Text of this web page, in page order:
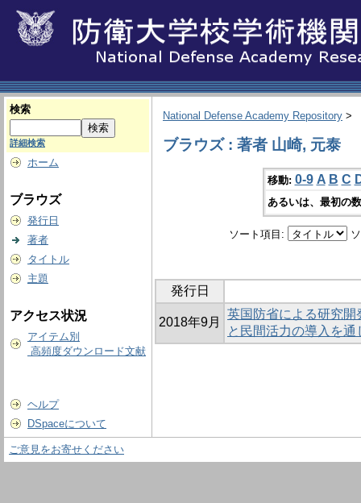
検索
詳細検索
ホーム
ブラウズ
発行日
著者
タイトル
主題
アクセス状況
アイテム別
高頻度ダウンロード文献
ヘルプ
DSpaceについて
National Defense Academy Repository >
ブラウズ : 著者 山崎, 元泰
移動: 0-9 A B C
あるいは、最初の
ソート項目:
発行日
2018年9月
英国防省による研究
と民間活力の導入を通
ご意見をお寄せください